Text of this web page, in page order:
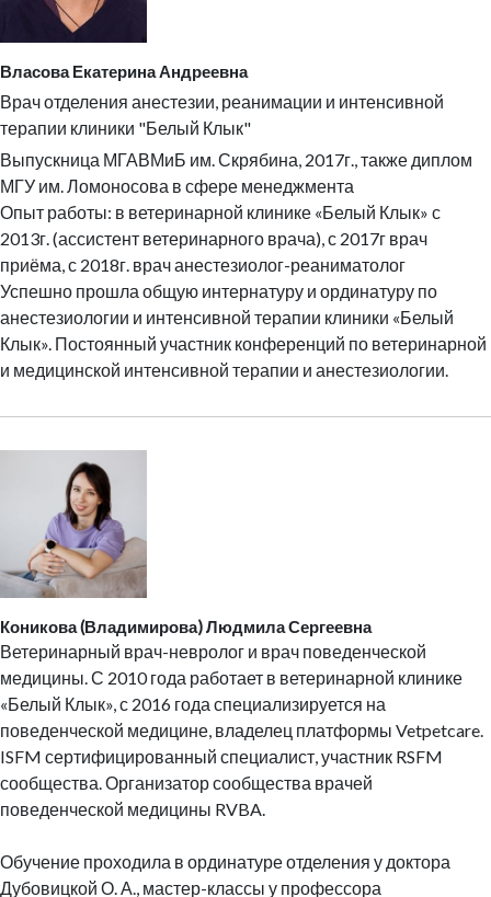
Власова Екатерина Андреевна
Врач отделения анестезии, реанимации и интенсивной
терапии клиники "Белый Клык"
Выпускница МГАВМиБ им. Скрябина, 2017г., также диплом
МГУ им. Ломоносова в сфере менеджмента
Опыт работы: в ветеринарной клинике «Белый Клык» с
2013г. (ассистент ветеринарного врача), с 2017г врач
приёма, с 2018г. врач анестезиолог-реаниматолог
Успешно прошла общую интернатуру и ординатуру по
анестезиологии и интенсивной терапии клиники «Белый
Клык». Постоянный участник конференций по ветеринарной
и медицинской интенсивной терапии и анестезиологии.
Коникова (Владимирова) Людмила Сергеевна
Ветеринарный врач-невролог и врач поведенческой
медицины. С 2010 года работает в ветеринарной клинике
«Белый Клык», с 2016 года специализируется на
поведенческой медицине, владелец платформы Vetpetcare.
ISFM сертифицированный специалист, участник RSFM
сообщества. Организатор сообщества врачей
поведенческой медицины RVBA.
Обучение проходила в ординатуре отделения у доктора
Дубовицкой О. А., мастер-классы у профессора